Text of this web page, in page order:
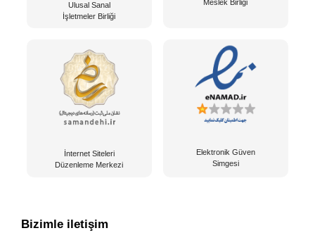
Ulusal Sanal
İşletmeler Birliği
Meslek Birliği
İnternet Siteleri
Düzenleme Merkezi
Elektronik Güven
Simgesi
Bizimle iletişim